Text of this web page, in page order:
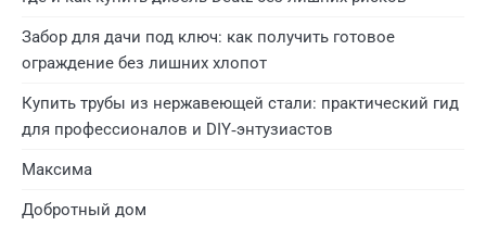
Забор для дачи под ключ: как получить готовое
ограждение без лишних хлопот
Купить трубы из нержавеющей стали: практический гид
для профессионалов и DIY‑энтузиастов
Максима
Добротный дом